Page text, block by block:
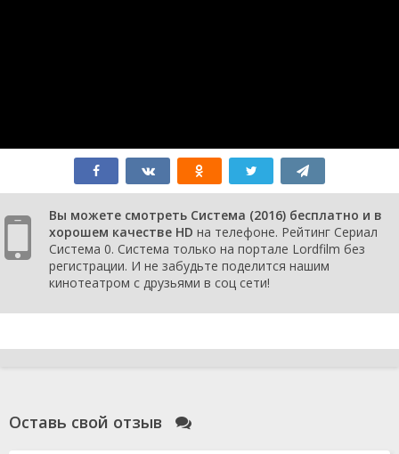
Вы можете смотреть Система (2016) бесплатно и в
хорошем качестве HD на телефоне. Рейтинг Сериал
Система 0. Система только на портале Lordfilm без
регистрации. И не забудьте поделится нашим
кинотеатром с друзьями в соц сети!
Оставь свой отзыв